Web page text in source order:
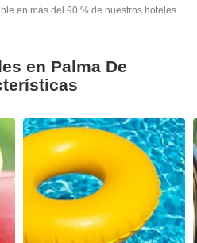
en más del 90 % de nuestros hoteles.
en Palma De